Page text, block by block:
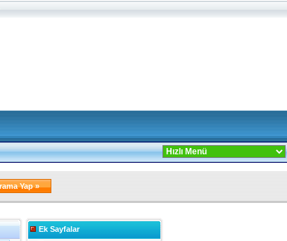
Ek Sayfalar